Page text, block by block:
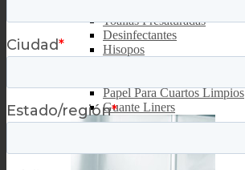
Toallas Presaturadas
Desinfectantes
Hisopos
Papel Para Cuartos Limpios
Guante Liners